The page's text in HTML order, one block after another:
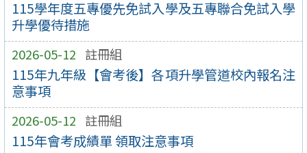
115學年度五專優先免試入學及五專聯合免試入學
升學優待措施
2026-05-12 註冊組
115年九年級【會考後】各項升學管道校內報名注
意事項
2026-05-12 註冊組
115年會考成績單 領取注意事項